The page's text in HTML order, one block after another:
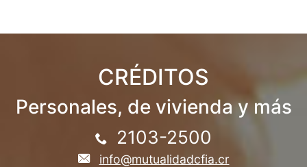
CRÉDITOS
Personales, de vivienda y más
2103-2500
info@mutualidadcfia.cr